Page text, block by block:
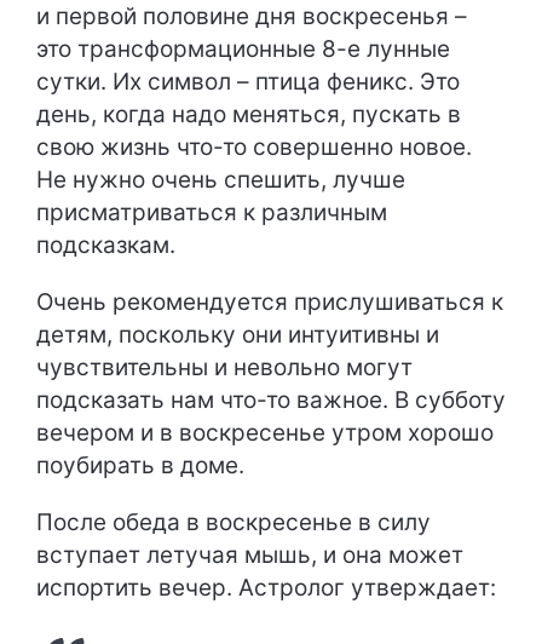
и первой половине дня воскресенья –
это трансформационные 8-е лунные
сутки. Их символ – птица феникс. Это
день, когда надо меняться, пускать в
свою жизнь что-то совершенно новое.
Не нужно очень спешить, лучше
присматриваться к различным
подсказкам.
Очень рекомендуется прислушиваться к
детям, поскольку они интуитивны и
чувствительны и невольно могут
подсказать нам что-то важное. В субботу
вечером и в воскресенье утром хорошо
поубирать в доме.
После обеда в воскресенье в силу
вступает летучая мышь, и она может
испортить вечер. Астролог утверждает: